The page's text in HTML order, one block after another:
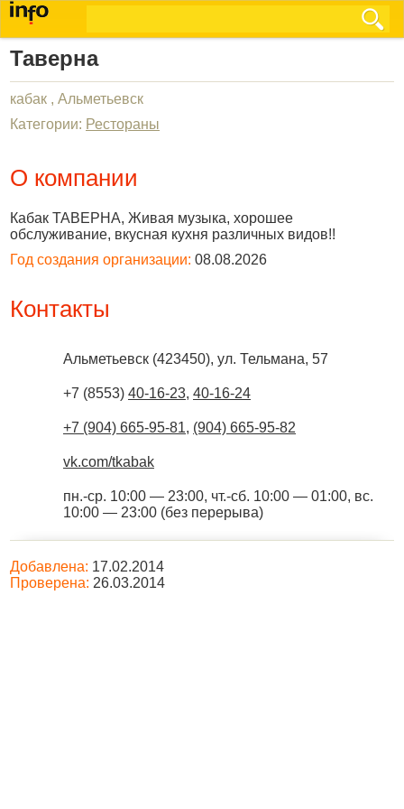
Таверна
кабак , Альметьевск
Категории: Рестораны
О компании
Кабак ТАВЕРНА, Живая музыка, хорошее
обслуживание, вкусная кухня различных видов!!
Год создания организации: 08.08.2026
Контакты
Альметьевск (423450), ул. Тельмана, 57
+7 (8553) 40-16-23, 40-16-24
+7 (904) 665-95-81, (904) 665-95-82
vk.com/tkabak
пн.-ср. 10:00 — 23:00, чт.-сб. 10:00 — 01:00, вс.
10:00 — 23:00 (без перерыва)
Добавлена: 17.02.2014
Проверена: 26.03.2014